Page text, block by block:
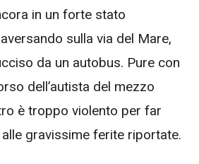
in un forte stato
sulla via del Mare,
da un autobus. Pure con
dell’autista del mezzo
è troppo violento per far
gravissime ferite riportate.